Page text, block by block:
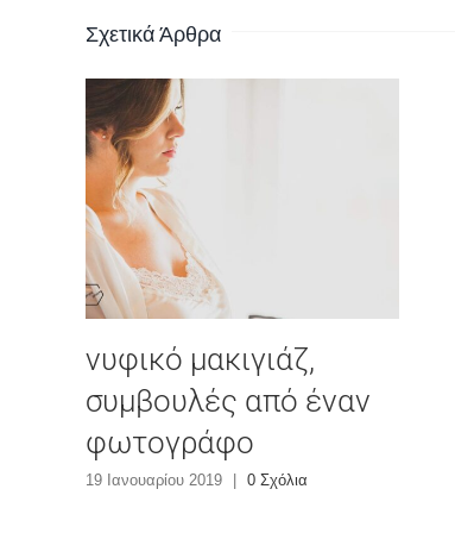
Σχετικά Άρθρα
νυφικό μακιγιάζ,
συμβουλές από έναν
φωτογράφο
19 Ιανουαρίου 2019 0 Σχόλια